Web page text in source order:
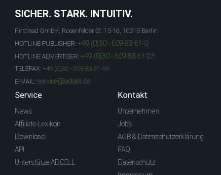
SICHER. STARK. INTUITIV.
Firstlead GmbH, Rosenfelder St. 15-16, 10315 Berlin
HOTLINE PUBLISHER: +49 (0)30 - 609 83 61-0
HOTLINE ADVERTISER: +49 (0)30 - 609 83 61-23
TELEFAX: +49 (0)30 - 609 83 61-99
E-MAIL: service@adcell.de
Service
News
Affiliate-Lexikon
Download
API
Unterstütze ADCELL
Kontakt
Unternehmen
Jobs
AGB & Datenschutzerklärung
FAQ
Datenschutz